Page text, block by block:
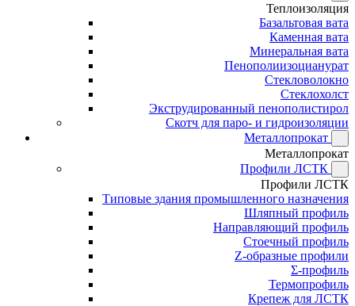
Теплоизоляция
Базальтовая вата
Каменная вата
Минеральная вата
Пенополиизоцианурат
Стекловолокно
Стеклохолст
Экструдированный пенополистирол
Скотч для паро- и гидроизоляции
Металлопрокат
Металлопрокат
Профили ЛСТК
Профили ЛСТК
Типовые здания промышленного назначения
Шляпный профиль
Направляющий профиль
Стоечный профиль
Z-образные профили
Σ-профиль
Термопрофиль
Крепеж для ЛСТК